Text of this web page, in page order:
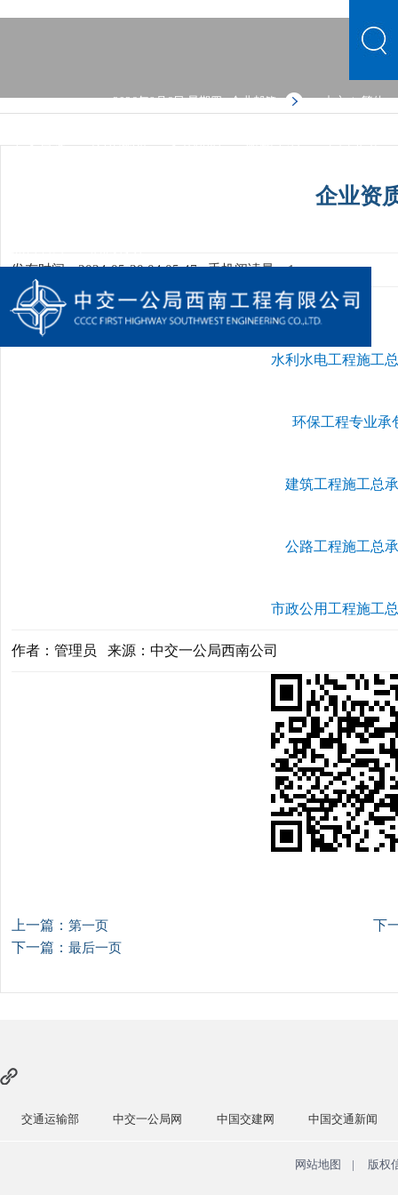
2026年8月6日 星期四企业邮箱 中文 | 繁体
中文首页 公司概况 文化品牌 新闻中心 主营业务
企业资
发布时间：2024-05-30 04:05:47手机阅读量：1
水利水电工程施工
环保工程专业承
建筑工程施工总
公路工程施工总
市政公用工程施工
作者：管理员 来源：中交一公局西南公司
上一篇： 第一页
下
下一篇： 最后一页
交通运输部 中交一公局网 中国交建网 中国交通新闻
网站地图 | 版权